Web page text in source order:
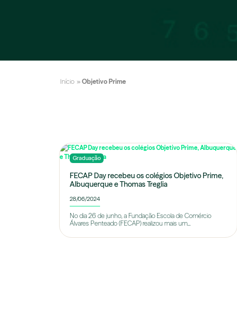
Início » Objetivo Prime
Graduação
FECAP Day recebeu os colégios Objetivo Prime,
Albuquerque e Thomas Treglia
28/06/2024
No dia 26 de junho, a Fundação Escola de Comércio
Álvares Penteado (FECAP) realizou mais um...